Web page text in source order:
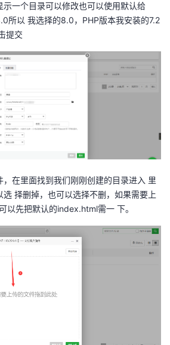
一个目录可以修改也可以使用默认给
所以 我选择的8.0，PHP版本我安装的7.2
提交
在里面找到我们刚刚创建的目录进入 里
择删掉，也可以选择不删，如果需要上
以先把默认的index.html需一 下。